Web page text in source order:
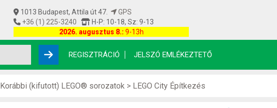
1013 Budapest, Attila út 47.
GPS
+36 (1) 225-3240
H-P: 10-18, Sz: 9-13
Utolsó készletfrissítés: 2026.08.08 04:00:09
2026. augusztus 8.: 9-13h
REGISZTRÁCIÓ JELSZÓ EMLÉKEZTETŐ
Korábbi (kifutott) LEGO® sorozatok> LEGO City Építkezés